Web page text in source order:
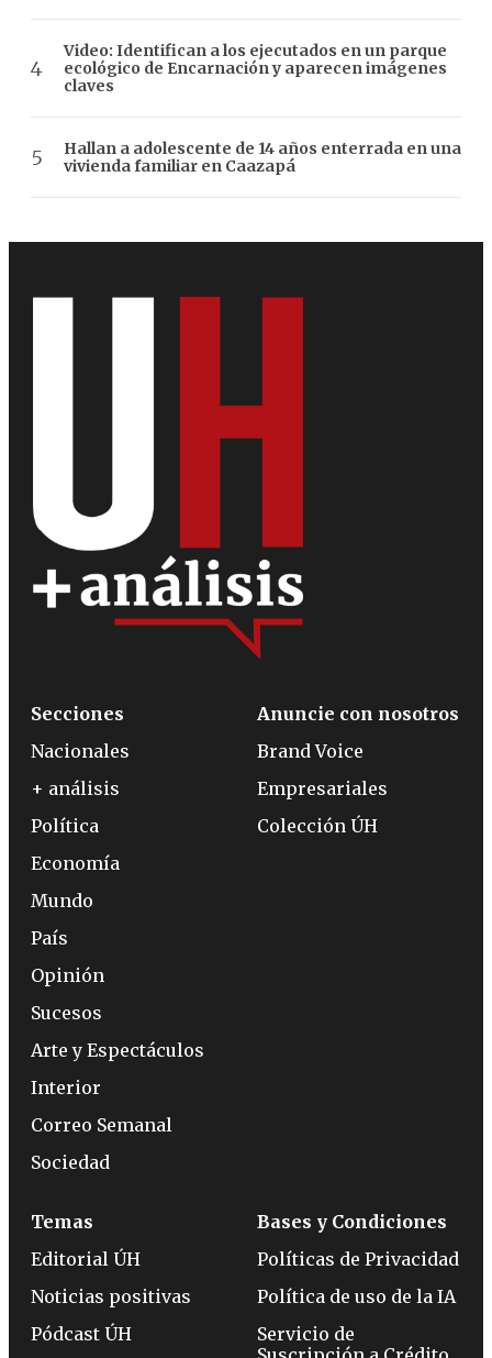
Video: Identifican a los ejecutados en un parque
ecológico de Encarnación y aparecen imágenes
claves
Hallan a adolescente de 14 años enterrada en una
vivienda familiar en Caazapá
Secciones
Nacionales
+ análisis
Política
Economía
Mundo
País
Opinión
Sucesos
Arte y Espectáculos
Interior
Correo Semanal
Sociedad
Anuncie con nosotros
Brand Voice
Empresariales
Colección ÚH
Temas
Editorial ÚH
Noticias positivas
Pódcast ÚH
Bases y Condiciones
Políticas de Privacidad
Política de uso de la IA
Servicio de